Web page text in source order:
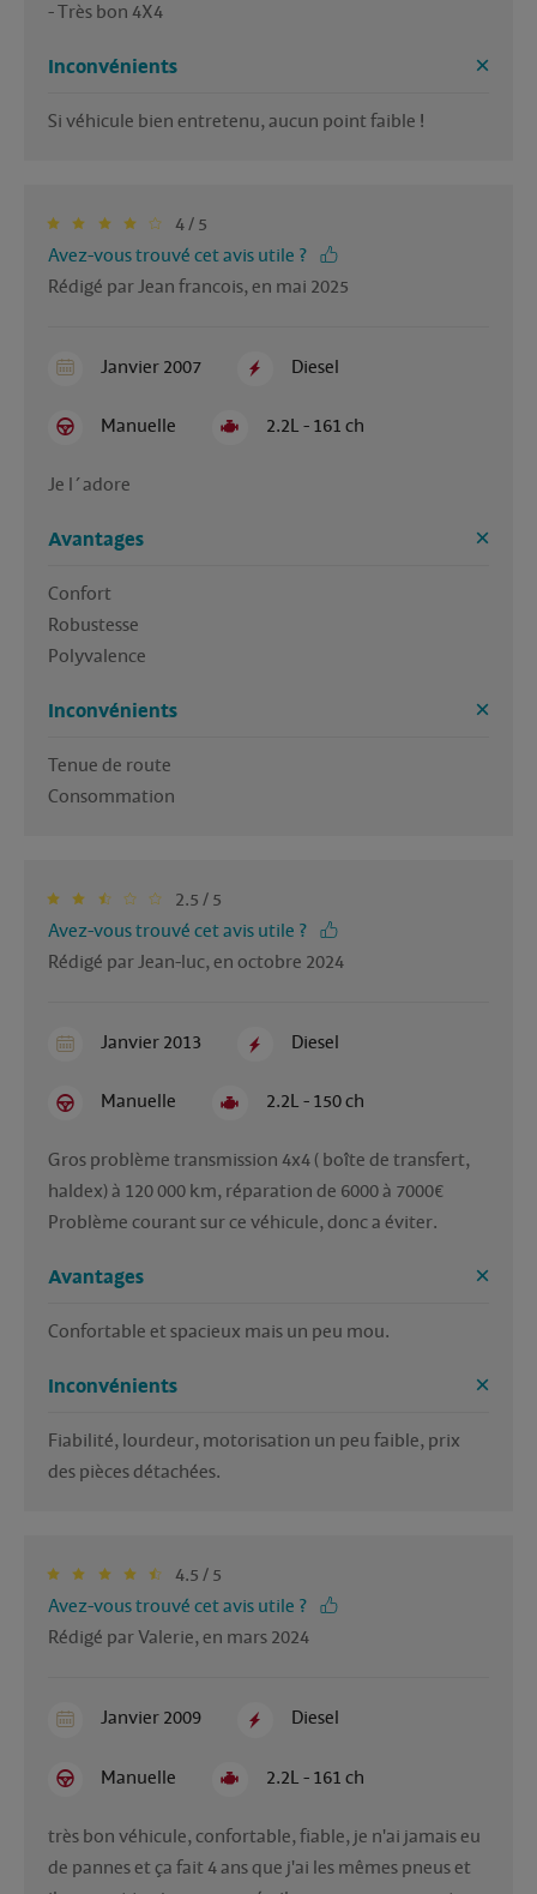
Inconvénients
Si véhicule bien entretenu, aucun point faible !
4 / 5
Avez-vous trouvé cet avis utile ?
Rédigé par Jean francois, en mai 2025
Janvier 2007 Diesel
Manuelle 2.2L - 161 ch
Je l´adore
Avantages
Confort
Robustesse
Polyvalence
Inconvénients
Tenue de route
Consommation
2.5 / 5
Avez-vous trouvé cet avis utile ?
Rédigé par Jean-luc, en octobre 2024
Janvier 2013 Diesel
Manuelle 2.2L - 150 ch
Gros problème transmission 4x4 ( boîte de transfert,
haldex) à 120 000 km, réparation de 6000 à 7000€
Problème courant sur ce véhicule, donc a éviter.
Avantages
Confortable et spacieux mais un peu mou.
Inconvénients
Fiabilité, lourdeur, motorisation un peu faible, prix
des pièces détachées.
4.5 / 5
Avez-vous trouvé cet avis utile ?
Rédigé par Valerie, en mars 2024
Janvier 2009 Diesel
Manuelle 2.2L - 161 ch
très bon véhicule, confortable, fiable, je n'ai jamais eu
de pannes et ça fait 4 ans que j'ai les mêmes pneus et